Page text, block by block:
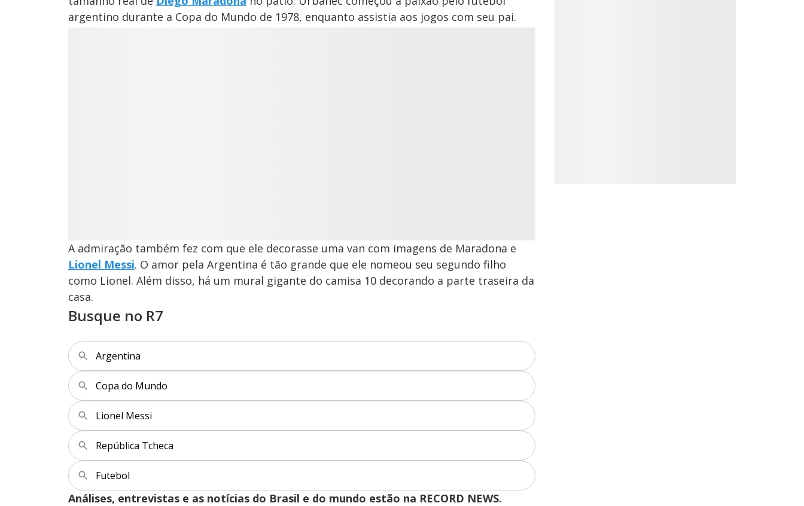
a
e
T
d e
argentino durante a Copa do Mundo de 1978, enquanto assistia aos jogos com seu pai.
A admiração também fez com que ele decorasse uma van com imagens de Maradona e
Lionel Messi. O amor pela Argentina é tão grande que ele nomeou seu segundo filho
como Lionel. Além disso, há um mural gigante do camisa 10 decorando a parte traseira da
casa.
Busque no R7
Argentina
Copa do Mundo
Lionel Messi
República Tcheca
Futebol
Análises, entrevistas e as notícias do Brasil e do mundo estão na RECORD NEWS.